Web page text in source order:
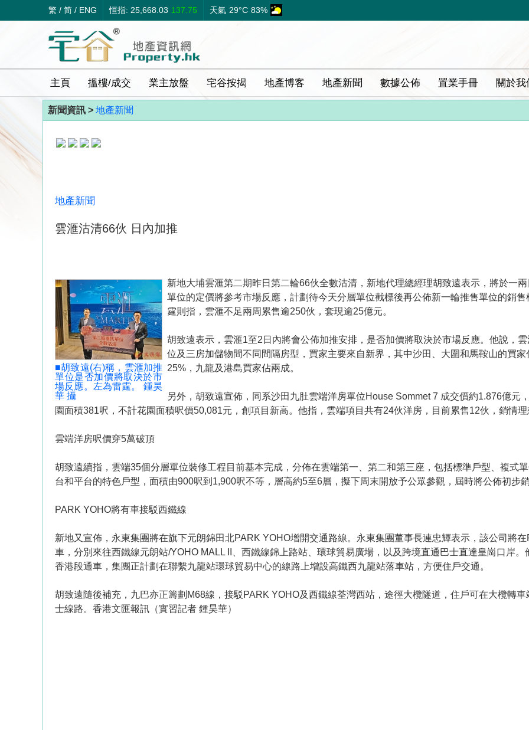
繁 / 简 / ENG 恒指: 25,668.03 137.75 天氣 29°C 83%
主頁 搵樓/成交 業主放盤 宅谷按揭 地產博客 地產新聞 數據公佈 置業手冊 關於我
新聞資訊 > 地產新聞
地產新聞
雲滙沽清66伙 日內加推
■胡致遠(右)稱，雲滙加推
單位是否加價將取決於市
場反應。左為雷霆。 鍾昊
華 攝
新地大埔雲滙第二期昨日第二輪66伙全數沽清，新地代理總經理胡致遠表示，將於一
單位的定價將參考市場反應，計劃待今天分層單位截標後再公佈新一輪推售單位的銷
霆則指，雲滙不足兩周累售逾250伙，套現逾25億元。
胡致遠表示，雲滙1至2日內將會公佈加推安排，是否加價將取決於市場反應。他說，
位及三房加儲物間不同間隔房型，買家主要來自新界，其中沙田、大圍和馬鞍山的買
25%，九龍及港島買家佔兩成。
另外，胡致遠宣佈，同系沙田九肚雲端洋房單位House Sommet 7 成交價約1.876億元
園面積381呎，不計花園面積呎價50,081元，創項目新高。他指，雲端項目共有24伙洋房，目前累售12伙，銷情理
雲端洋房呎價穿5萬破頂
胡致遠續指，雲端35個分層單位裝修工程目前基本完成，分佈在雲端第一、第二和第三座，包括標準戶型、複式
台和平台的特色戶型，面積由900呎到1,900呎不等，層高約5至6層，擬下周末開放予公眾參觀，屆時將公佈初步銷
PARK YOHO將有車接駁西鐵線
新地又宣佈，永東集團將在旗下元朗錦田北PARK YOHO增開交通路線。永東集團董事長連忠輝表示，該公司將
車，分別來往西鐵線元朗站/YOHO MALL II、西鐵線錦上路站、環球貿易廣場，以及跨境直通巴士直達皇崗口岸
香港段通車，集團正計劃在聯繫九龍站環球貿易中心的線路上增設高鐵西九龍站落車站，方便住戶交通。
胡致遠隨後補充，九巴亦正籌劃M68線，接駁PARK YOHO及西鐵線荃灣西站，途徑大欖隧道，住戶可在大欖轉
士線路。香港文匯報訊（實習記者 鍾昊華）